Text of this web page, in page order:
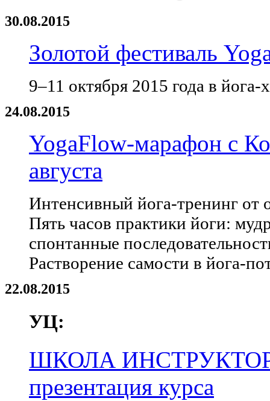
30.08.2015
Золотой фестиваль
9–11 октября 2015 года в йога-
24.08.2015
YogaFlow-марафон с
августа
Интенсивный йога-тренинг от
Пять часов практики йоги:
спонтанные
Растворение самости в йога-
22.08.2015
УЦ:
ШКОЛА
презентация курса